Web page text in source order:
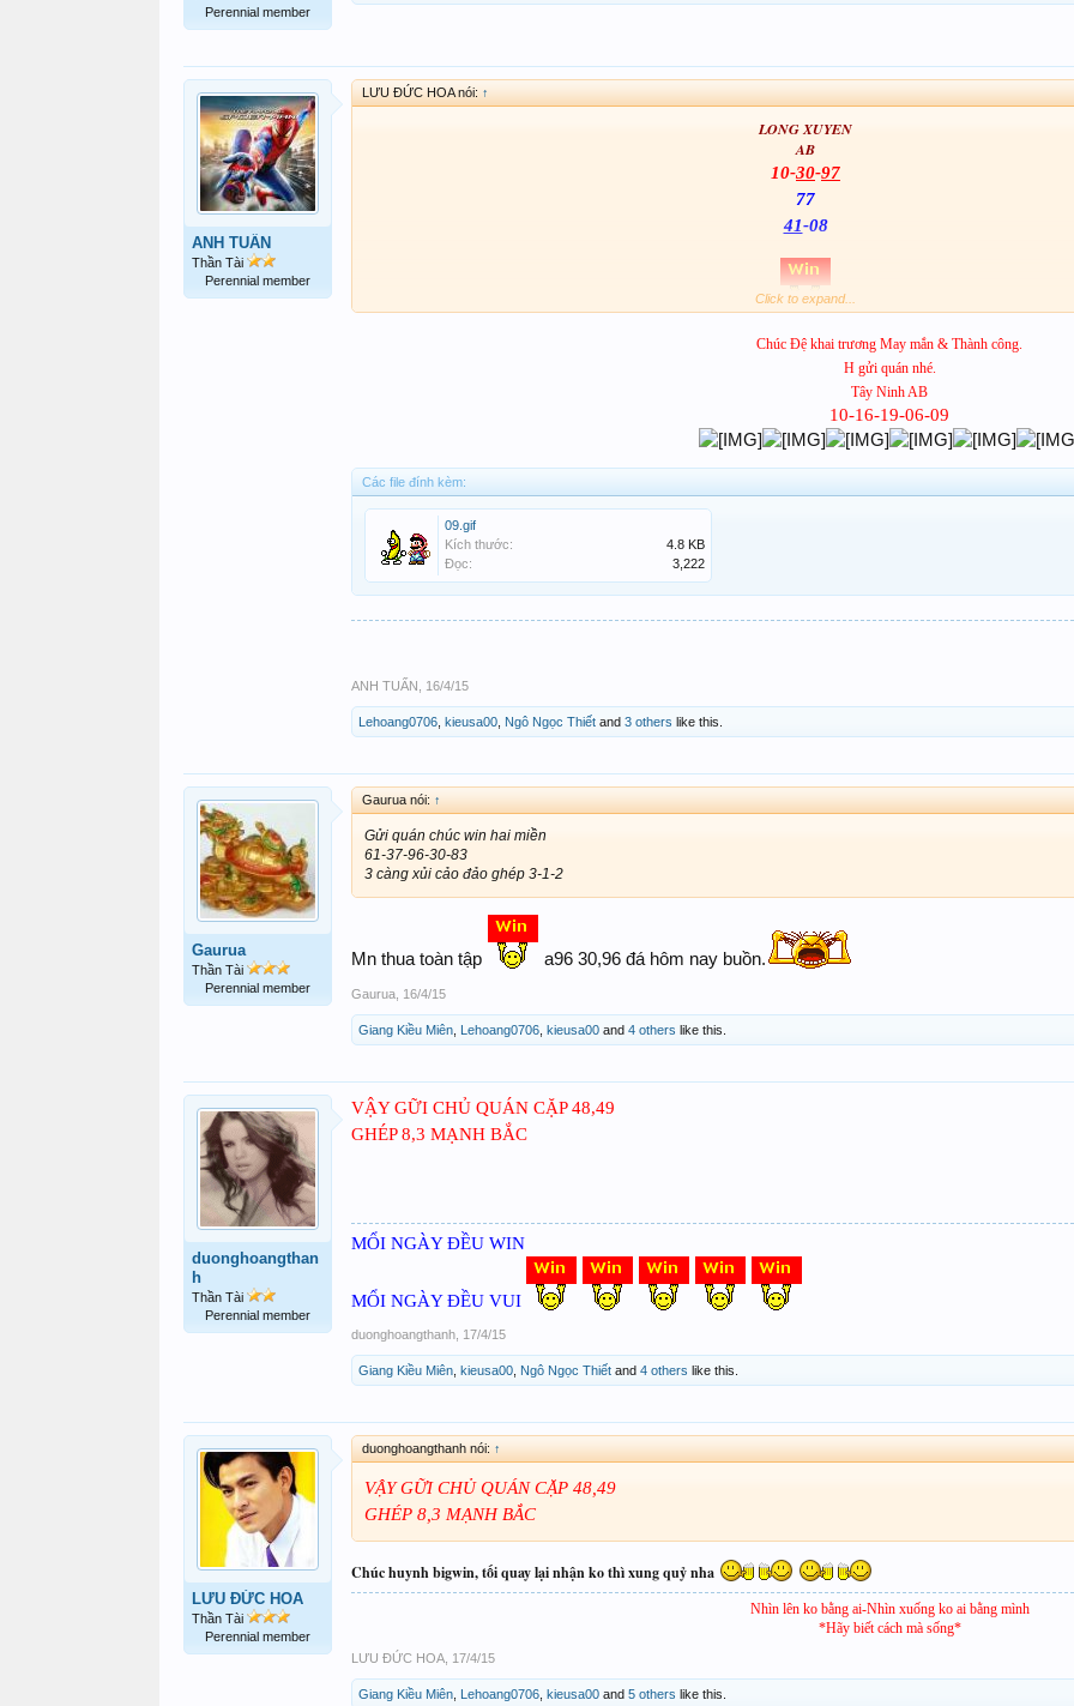
Perennial member
ANH TUẤN
Thần Tài
Perennial member
LƯU ĐỨC HOA nói: ↑
LONG XUYEN
AB
10-30-97
77
41-08
Khai đao quyết thắng cùng XSTT
Click to expand...
Chúc Đệ khai trương May mắn & Thành công.
H gửi quán nhé.
Tây Ninh AB
10-16-19-06-09
Các file đính kèm:
09.gif
Kích thước:
4.8 KB
Đọc:
3,222
ANH TUẤN 16/4/15
Lehoang0706 kieusa00 Ngô Ngọc Thiết and 3 others like this.
Gaurua
Thần Tài
Perennial member
Gaurua nói: ↑
Gửi quán chúc win hai miền
61-37-96-30-83
3 càng xủi cảo đảo ghép 3-1-2
Mn thua toàn tập a96 30,96 đá hôm nay buồn.
Gaurua 16/4/15
Giang Kiều Miên Lehoang0706 kieusa00 and 4 others like this.
duonghoangthan
h
Thần Tài
Perennial member
VẬY GỮI CHỦ QUÁN CẶP 48,49
GHÉP 8,3 MẠNH BẮC
MỔI NGÀY ĐỀU WIN
MỔI NGÀY ĐỀU VUI
duonghoangthanh 17/4/15
Giang Kiều Miên kieusa00 Ngô Ngọc Thiết and 4 others like this.
LƯU ĐỨC HOA
Thần Tài
Perennial member
duonghoangthanh nói: ↑
VẬY GỮI CHỦ QUÁN CẶP 48,49
GHÉP 8,3 MẠNH BẮC
Chúc huynh bigwin, tối quay lại nhận ko thì xung quỷ nha
Nhìn lên ko bằng ai-Nhìn xuống ko ai bằng mình
*Hãy biết cách mà sống*
LƯU ĐỨC HOA 17/4/15
Giang Kiều Miên Lehoang0706 kieusa00 and 5 others like this.